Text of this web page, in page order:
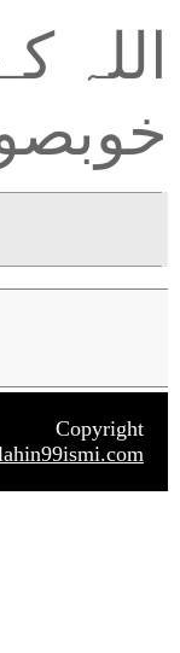
Copyright